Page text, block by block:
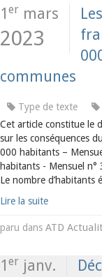
1 er mars
2023
communes
Type de texte
Cet article constitue le
sur les conséquences
000 habitants –
habitants - Mensuel
Le nombre
Lire la suite
paru dans ATD
1 er janv.